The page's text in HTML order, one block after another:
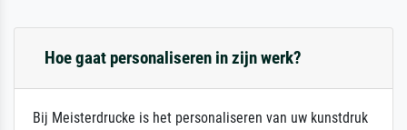
Hoe gaat personaliseren in zijn werk?
Bij Meisterdrucke is het personaliseren van uw kunstdruk